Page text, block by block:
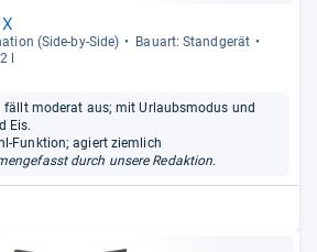
(Side-​by-​Side)
Bau­art: Stand­ge­rät
l
fällt moderat aus; mit Urlaubsmodus und
Eis.
Funktion; agiert ziemlich
durch unsere Redaktion.